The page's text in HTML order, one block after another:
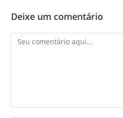
Deixe um comentário